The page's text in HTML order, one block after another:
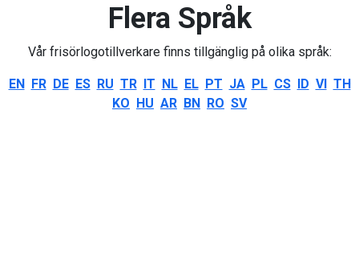
Flera Språk
Vår frisörlogotillverkare finns tillgänglig på olika språk:
EN FR DE ES RU TR IT NL EL PT JA PL CS ID VI TH
KO HU AR BN RO SV